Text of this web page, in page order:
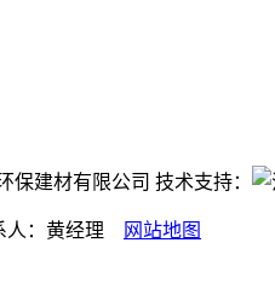
建材有限公司 技术支持：
人：黄经理 网站地图